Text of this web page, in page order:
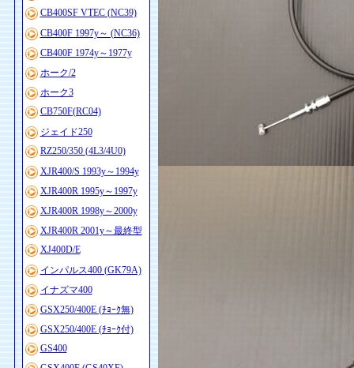
CB400SF VTEC (NC39)
CB400F 1997y～ (NC36)
CB400F 1974y～1977y
ホーク/2
ホーク3
CB750F(RC04)
ジェイド250
RZ250/350 (4L3/4U0)
XJR400/S 1993y～1994y
XJR400R 1995y～1997y
XJR400R 1998y～2000y
XJR400R 2001y～最終型
XJ400D/E
インパルス400 (GK79A)
イナズマ400
GSX250/400E (ﾁｮｰｸ無)
GSX250/400E (ﾁｮｰｸ付)
GS400